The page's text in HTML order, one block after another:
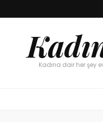
Kadına dair her şey